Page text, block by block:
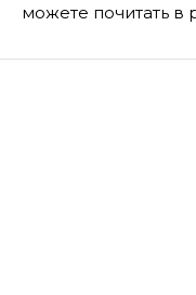
можете почитать в